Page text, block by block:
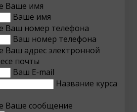
Ваше имя
Ваше имя
Ваш номер телефона
Ваш номер телефона
Ваш адрес электронной
почты
Ваш E-mail
Название курса
Ваше сообщение